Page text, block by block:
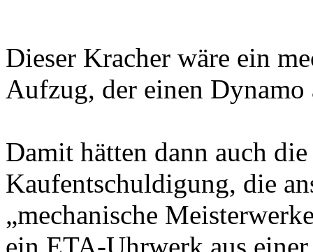
Dieser Kracher wäre ein
Aufzug, der einen Dynamo
Damit hätten dann auch
Kaufentschuldigung, die
„mechanische